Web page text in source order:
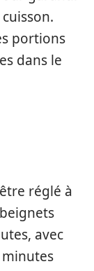
portions
dans le
réglé à
avec